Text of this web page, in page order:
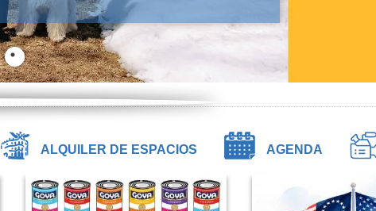
ALQUILER DE ESPACIOS AGENDA